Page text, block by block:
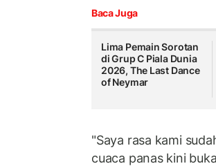
Baca Juga
Lima Pemain Sorotan
di Grup C Piala Dunia
2026, The Last Dance
of Neymar
"Saya rasa kami
cuaca panas kini